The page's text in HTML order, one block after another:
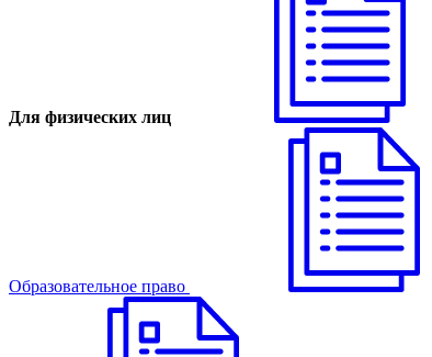
Для физических лиц
Образовательное право